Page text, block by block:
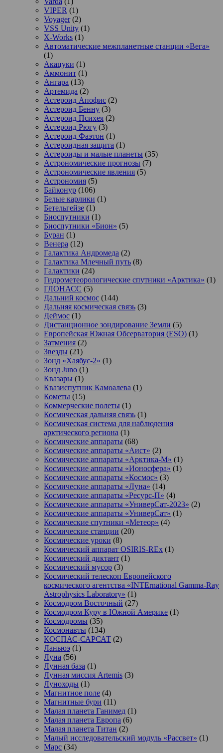
VIPER (1)
Voyager(2)
VSS Unity (1)
X-Works (1)
Автоматические межпланетные станции «Вега»
(1)
Акацуки (1)
Аммонит (1)
Ангара (13)
Артемида (2)
Астероид Апофис (2)
Астероид Бенну (3)
Астероид Психея (2)
Астероид Рюгу (3)
Астероид Фаэтон (1)
Астероидная защита (1)
Астероиды и малые планеты (35)
Астрономические прогнозы (7)
Астрономические явления (5)
Астрономия (5)
Байконур (106)
Белые карлики (1)
Бетельгейзе (1)
Биоспутники (1)
Биоспутники «Бион» (5)
Буран (1)
Венера (12)
Галактика Андромеда (2)
Галактика Млечный путь (8)
Галактики (24)
Гидрометеорологические спутники «Арктика» (1)
ГЛОНАСС (5)
Дальний космос (144)
Дальняя космическая связь (3)
Деймос (1)
Дистанционное зондирование Земли (5)
Европейская Южная Обсерватория (ESO) (1)
Затмения (2)
Звезды (21)
Зонд «Хаябус-2» (1)
Зонд Juno (1)
Квазары (1)
Квазиспутник Камоалева (1)
Кометы (15)
Коммерческие полеты (1)
Космическая дальняя связь (1)
Космическая система для наблюдения
арктического региона (1)
Космические аппараты (68)
Космические аппараты «Аист» (2)
Космические аппараты «Арктика-М» (1)
Космические аппараты «Ионосфера» (1)
Космические аппараты «Космос» (3)
Космические аппараты «Луна» (14)
Космические аппараты «Ресурс-П» (4)
Космические аппараты «УниверСат-2023» (2)
Космические аппараты «УниверСат» (1)
Космические спутники «Метеор» (4)
Космические станции (20)
Космические уроки (8)
Космический аппарат OSIRIS-REx (1)
Космический диктант (1)
Космический мусор (3)
Космический телескоп Европейского
космического агентства «INTErnational Gamma-Ray
Astrophysics Laboratory» (1)
Космодром Восточный (27)
Космодром Куру в Южной Америке (1)
Космодромы (35)
Космонавты (134)
КОСПАС-САРСАТ (2)
Ланьюэ (1)
Луна (56)
Лунная база (1)
Лунная миссия Artemis (3)
Луноходы (1)
Магнитное поле (4)
Магнитные бури (11)
Малая планета Ганимед (1)
Малая планета Европа (6)
Малая планета Титан (2)
Малый исследовательский модуль «Рассвет» (1)
Марс (34)